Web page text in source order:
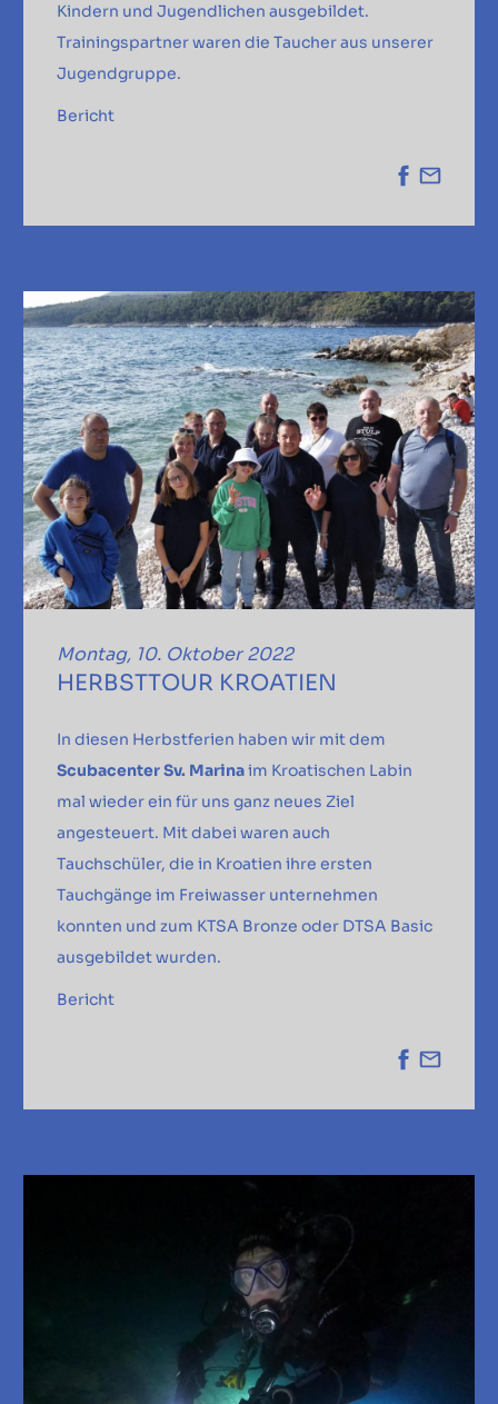
Kindern und Jugendlichen ausgebildet.
Trainingspartner waren die Taucher aus unserer
Jugendgruppe.
Bericht
Montag, 10. Oktober 2022
HERBSTTOUR KROATIEN
In diesen Herbstferien haben wir mit dem
Scubacenter Sv. Marinaim Kroatischen Labin
mal wieder ein für uns ganz neues Ziel
angesteuert. Mit dabei waren auch
Tauchschüler, die in Kroatien ihre ersten
Tauchgänge im Freiwasser unternehmen
konnten und zum KTSA Bronze oder DTSA Basic
ausgebildet wurden.
Bericht